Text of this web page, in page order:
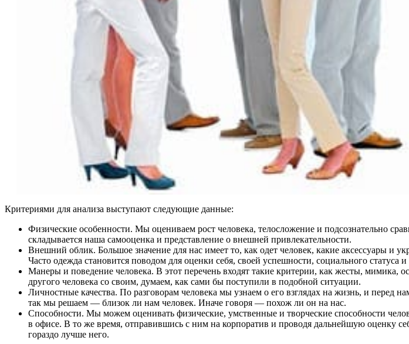
Критериями для анализа выступают следующие данные:
Физические особенности. Мы оцениваем рост человека, телосложение и подсознательно
складывается наша самооценка и представление о внешней привлекательности.
Внешний облик. Большое значение для нас имеет то, как одет человек, какие аксессуары и
Часто одежда становится поводом для оценки себя, своей успешности, социального статуса
Манеры и поведение человека. В этот перечень входят такие критерии, как жесты,
другого человека со своим, думаем, как сами бы поступили в подобной ситуации.
Личностные качества. По разговорам человека мы узнаем о его взглядах на жизнь, и перед
так мы решаем — близок ли нам человек. Иначе говоря — похож ли он на нас.
Способности. Мы можем оценивать физические, умственные и творческие способности
в офисе. В то же время, отправившись с ним на корпоратив и проводя дальнейшую оценку
гораздо лучше него.